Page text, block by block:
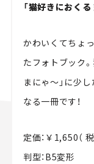
「猫好きにおく
かわいくてちょ
たフォトブック
まにゃ～」に少
なる一冊です！
定価：￥1,650（ 税
判型：B5変形